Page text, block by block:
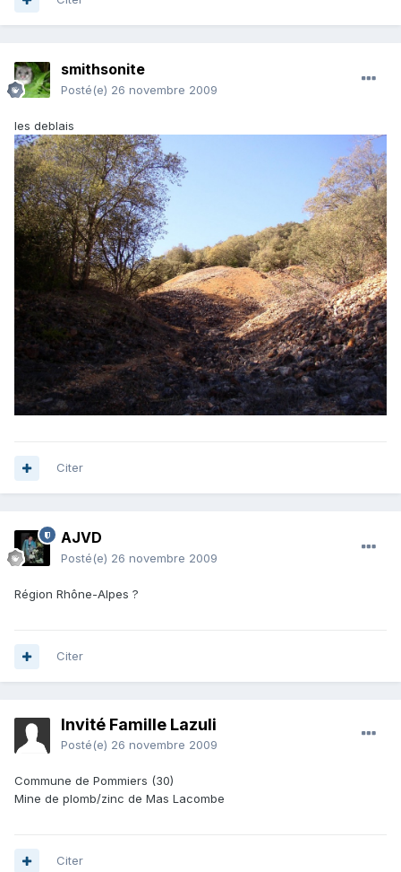
smithsonite
Posté(e) 26 novembre 2009
les deblais
Citer
AJVD
Posté(e) 26 novembre 2009
Région Rhône-Alpes ?
Citer
Invité Famille Lazuli
Posté(e) 26 novembre 2009
Commune de Pommiers (30)
Mine de plomb/zinc de Mas Lacombe
Citer